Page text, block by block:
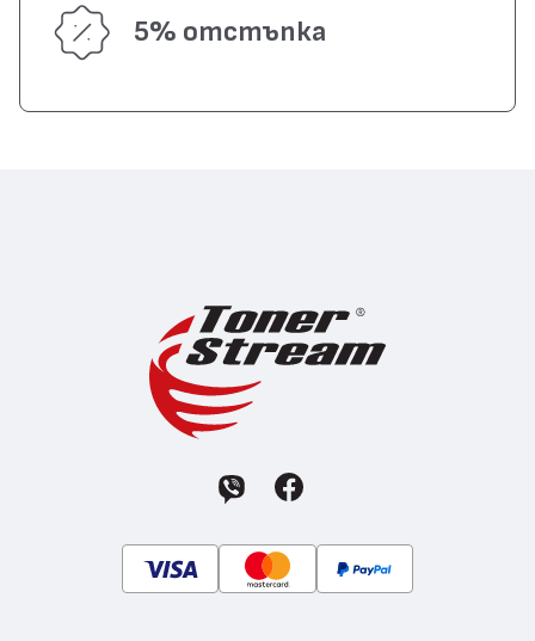
5% отстъпка